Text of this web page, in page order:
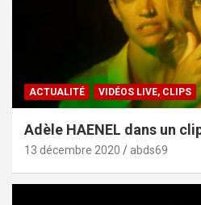
ACTUALITÉ VIDÉOS LIVE, CLIPS
Adèle HAENEL dans un
13 décembre 2020 abds69